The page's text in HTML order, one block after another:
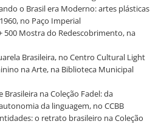
o Brasil era Moderno: artes plásticas
no Paço Imperial
500 Mostra do Redescobrimento, na
Brasileira, no Centro Cultural Light
na Arte, na Biblioteca Municipal
Brasileira na Coleção Fadel: da
da linguagem, no CCBB
o retrato brasileiro na Coleção